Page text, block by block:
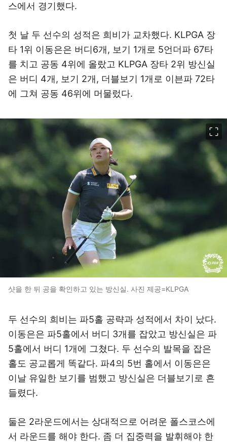
스에서 경기했다.
첫 날 두 선수의 성적은 희비가 교차했다. KLPGA 장
타 1위 이동은은 버디6개, 보기 1개로 5언더파 67타
를 치고 공동 4위에 올랐고 KLPGA 장타 2위 방신실
은 버디 4개, 보기 2개, 더블보기 1개로 이븐파 72타
에 그쳐 공동 46위에 머물렀다.
샷을 한 뒤 공을 확인하고 있는 방신실. 사진 제공=KLPGA
두 선수의 희비는 파5홀 공략과 성적에서 차이 났다.
이동은은 파5홀에서 버디 3개를 잡았고 방신실은 파
5홀에서 버디 1개에 그쳤다. 두 선수의 발목을 잡은
홀도 공교롭게 똑같다. 파4의 5번 홀에서 이동은은
이날 유일한 보기를 범했고 방신실은 더블보기로 흔
들렸다.
둘은 2라운드에서는 상대적으로 어려운 폴스코스에
서 라운드를 해야 한다. 좀 더 집중력을 발휘해야 한